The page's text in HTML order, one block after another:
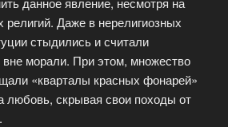
религий. Даже в нерелигиозных
стыдились и считали
морали. При этом, множество
«кварталы красных фонарей»
любовь, скрывая свои походы от